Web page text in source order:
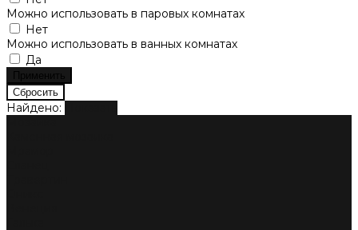
Можно использовать в паровых комнатах
Нет
Можно использовать в ванных комнатах
Да
Найдено: